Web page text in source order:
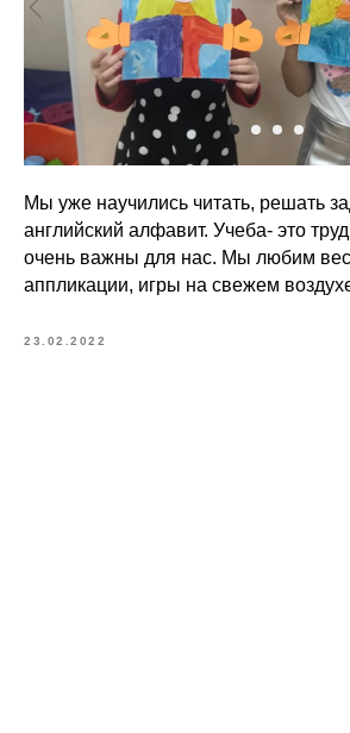
Мы уже научились читать, решать
английский алфавит. Учеба- это
очень важны для нас. Мы любим
аппликации, игры на свежем
23.02.2022